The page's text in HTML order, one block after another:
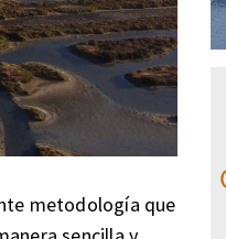
metodología que